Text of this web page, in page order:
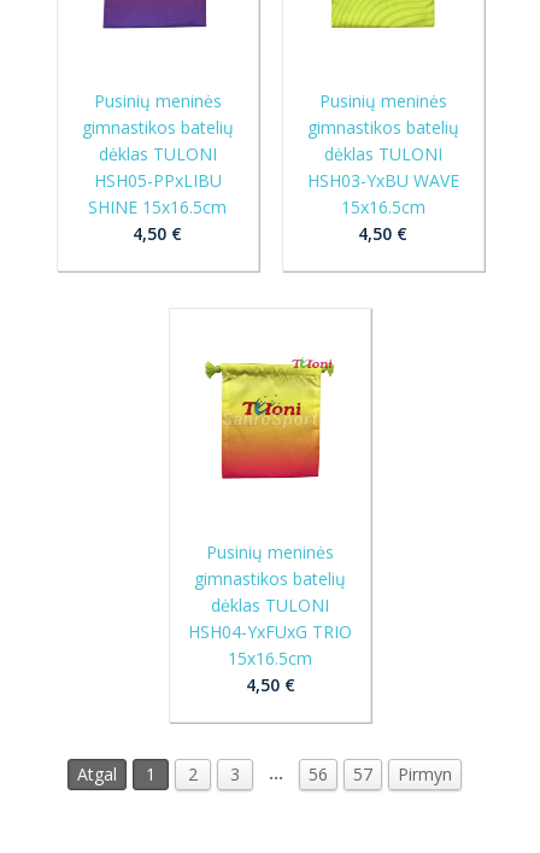
Pusinių meninės
gimnastikos batelių
dėklas TULONI
HSH05-PPxLIBU
SHINE 15x16.5cm
4,50 €
Pusinių meninės
gimnastikos batelių
dėklas TULONI
HSH03-YxBU WAVE
15x16.5cm
4,50 €
Pusinių meninės
gimnastikos batelių
dėklas TULONI
HSH04-YxFUxG TRIO
15x16.5cm
4,50 €
Atgal 1 2 3 … 56 57 Pirmyn